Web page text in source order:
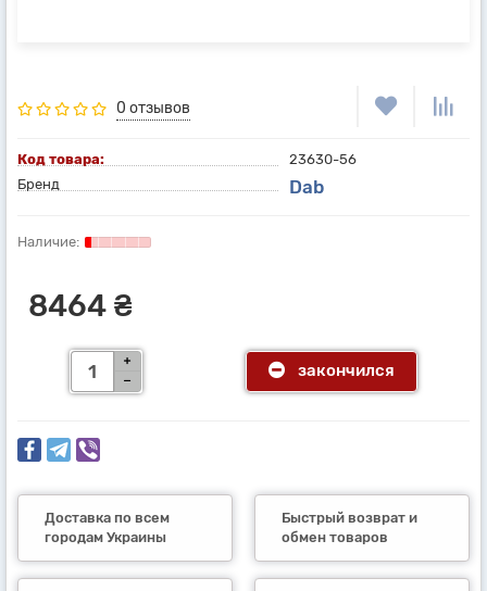
0 отзывов
Код товара:
23630-56
Бренд
Dab
8464 ₴
закончился
Доставка по всем
городам Украины
Быстрый возврат и
обмен товаров